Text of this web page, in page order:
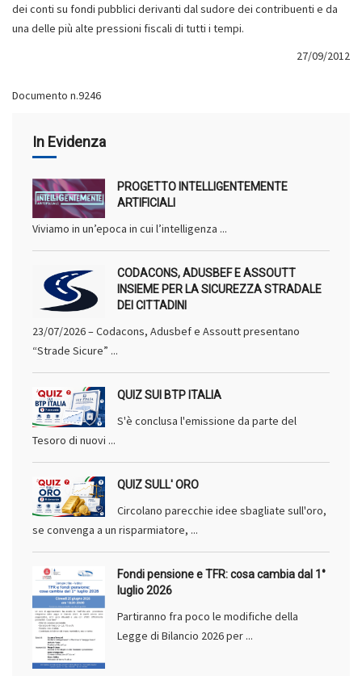
dei conti su fondi pubblici derivanti dal sudore dei contribuenti e da
una delle più alte pressioni fiscali di tutti i tempi.
27/09/2012
Documento n.9246
In Evidenza
PROGETTO INTELLIGENTEMENTE
ARTIFICIALI
Viviamo in un’epoca in cui l’intelligenza ...
CODACONS, ADUSBEF E ASSOUTT
INSIEME PER LA SICUREZZA STRADALE
DEI CITTADINI
23/07/2026 – Codacons, Adusbef e Assoutt presentano
“Strade Sicure” ...
QUIZ SUI BTP ITALIA
S'è conclusa l'emissione da parte del
Tesoro di nuovi ...
QUIZ SULL' ORO
Circolano parecchie idee sbagliate sull'oro,
se convenga a un risparmiatore, ...
Fondi pensione e TFR: cosa cambia dal 1°
luglio 2026
Partiranno fra poco le modifiche della
Legge di Bilancio 2026 per ...